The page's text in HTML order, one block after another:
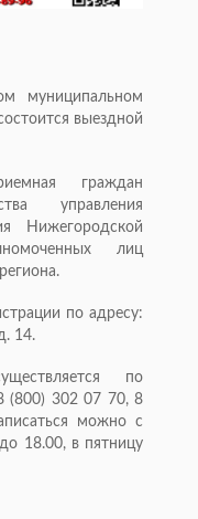
муниципальном
выездной
граждан
управления
Нижегородской
лиц
по адресу:
14.
по
(800) 302 07 70, 8
можно с
18.00, в пятницу